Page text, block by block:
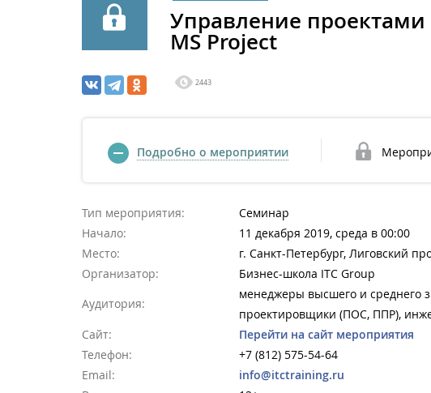
Управление проектами
MS Project
2443
Подробно о мероприятии
Тип мероприятия:
Семинар
Начало:
11 декабря 2019, среда в 00:00
Место:
г. Санкт-Петербург, Лиговский
Организатор:
Бизнес-школа ITC Group
Аудитория:
менеджеры высшего и среднего
проектировщики (ПОС, ППР),
Сайт:
Перейти на сайт мероприятия
Телефон:
+7 (812) 575-54-64
Email:
info@itctraining.ru